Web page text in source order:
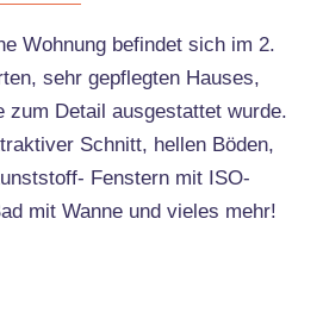
Wohnung befindet sich im 2.
sehr gepflegten Hauses,
zum Detail ausgestattet wurde.
Schnitt, hellen Böden,
Fenstern mit ISO-
mit Wanne und vieles mehr!